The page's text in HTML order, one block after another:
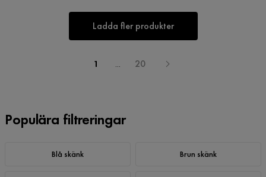
Ladda fler produkter
1 ... 20
Populära filtreringar
Blå skänk Brun skänk